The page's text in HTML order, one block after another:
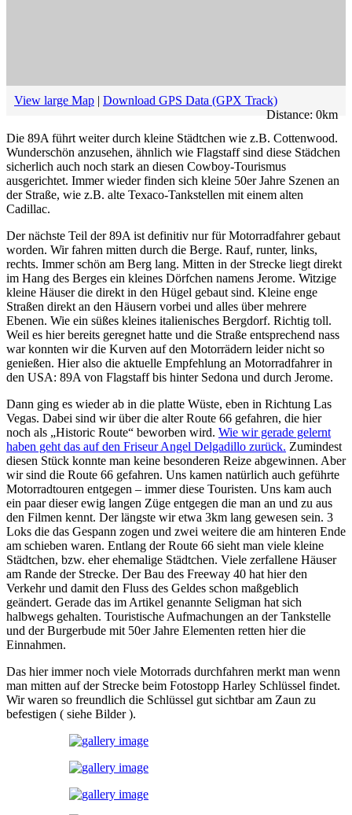
View large Map | Download GPS Data (GPX Track)
Distance: 0km
Die 89A führt weiter durch kleine Städtchen wie z.B. Cottenwood.
Wunderschön anzusehen, ähnlich wie Flagstaff sind diese Städchen
sicherlich auch noch stark an diesen Cowboy-Tourismus
ausgerichtet. Immer wieder finden sich kleine 50er Jahre Szenen an
der Straße, wie z.B. alte Texaco-Tankstellen mit einem alten
Cadillac.
Der nächste Teil der 89A ist definitiv nur für Motorradfahrer gebaut
worden. Wir fahren mitten durch die Berge. Rauf, runter, links,
rechts. Immer schön am Berg lang. Mitten in der Strecke liegt direkt
im Hang des Berges ein kleines Dörfchen namens Jerome. Witzige
kleine Häuser die direkt in den Hügel gebaut sind. Kleine enge
Straßen direkt an den Häusern vorbei und alles über mehrere
Ebenen. Wie ein süßes kleines italienisches Bergdorf. Richtig toll.
Weil es hier bereits geregnet hatte und die Straße entsprechend nass
war konnten wir die Kurven auf den Motorrädern leider nicht so
genießen. Hier also die aktuelle Empfehlung an Motorradfahrer in
den USA: 89A von Flagstaff bis hinter Sedona und durch Jerome.
Dann ging es wieder ab in die platte Wüste, eben in Richtung Las
Vegas. Dabei sind wir über die alter Route 66 gefahren, die hier
noch als „Historic Route“ beworben wird. Wie wir gerade gelernt
haben geht das auf den Friseur Angel Delgadillo zurück. Zumindest
diesen Stück konnte man keine besonderen Reize abgewinnen. Aber
wir sind die Route 66 gefahren. Uns kamen natürlich auch geführte
Motorradtouren entgegen – immer diese Touristen. Uns kam auch
ein paar dieser ewig langen Züge entgegen die man an und zu aus
den Filmen kennt. Der längste wir etwa 3km lang gewesen sein. 3
Loks die das Gespann zogen und zwei weitere die am hinteren Ende
am schieben waren. Entlang der Route 66 sieht man viele kleine
Städtchen, bzw. eher ehemalige Städtchen. Viele zerfallene Häuser
am Rande der Strecke. Der Bau des Freeway 40 hat hier den
Verkehr und damit den Fluss des Geldes schon maßgeblich
geändert. Gerade das im Artikel genannte Seligman hat sich
halbwegs gehalten. Touristische Aufmachungen an der Tankstelle
und der Burgerbude mit 50er Jahre Elementen retten hier die
Einnahmen.
Das hier immer noch viele Motorrads durchfahren merkt man wenn
man mitten auf der Strecke beim Fotostopp Harley Schlüssel findet.
Wir waren so freundlich die Schlüssel gut sichtbar am Zaun zu
befestigen ( siehe Bilder ).